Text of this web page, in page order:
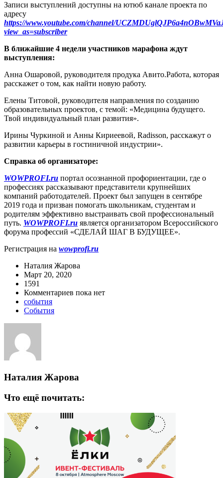
Записи выступлений доступны на ютюб канале проекта по
адресу
https://www.youtube.com/channel/
view_as=subscriber
В ближайшие 4 недели участников марафона ждут
выступления:
Анна Ошаровой, руководителя продука Авито.Работа, которая
расскажет о том, как найти новую работу.
Елены Титовой, руководителя направления по созданию
образовательных проектов, с темой: «Медицина будущего.
Твой индивидуальный план развития».
Ирины Чуркиной и Анны Кириеевой, Radisson, расскажут о
развитии карьеры в гостиничной индустрии».
Справка об организаторе:
WOWPROFI.ru портал осознанной профориентации, где о
профессиях рассказывают представители крупнейших
компаний работодателей. Проект был запущен в сентябре
2019 года и призван помогать школьникам, студентам и
родителям эффективно выстраивать свой профессиональный
путь. WOWPROFI.ru является организатором Всероссийского
форума профессий «СДЕЛАЙ ШАГ В БУДУЩЕЕ».
Регистрация на wowprofi.ru
Наталия Жарова
Март 20, 2020
1591
Комментариев пока нет
события
События
Наталия Жарова
Что ещё почитать: